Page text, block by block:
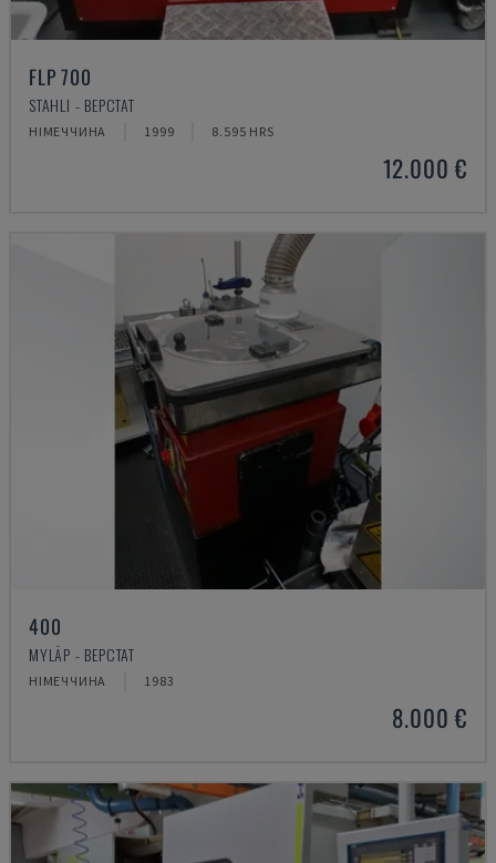
FLP 700
STAHLI - ВЕРСТАТ
НІМЕЧЧИНА 1999 8.595 HRS
12.000 €
400
MYLÄP - ВЕРСТАТ
НІМЕЧЧИНА 1983
8.000 €